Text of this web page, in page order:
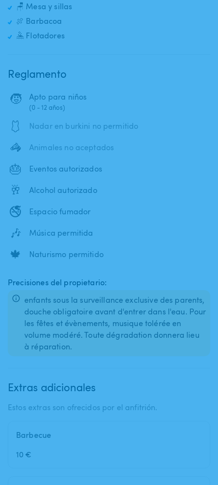
🪑 Mesa y sillas
🍖 Barbacoa
🤽 Flotadores
Reglamento
🧒 Apto para niños
(0 - 12 años)
🩱 Nadar en burkini no permitido
🦓 Animales no aceptados
🎂 Eventos autorizados
🥂 Alcohol autorizado
🚭 Espacio fumador
🎶 Música permitida
🍁 Naturismo permitido
Precisiones del propietario:
enfants sous la surveillance exclusive des parents,
douche obligatoire avant d'entrer dans l'eau. Pour
les fêtes et évènements, musique tolérée en
volume modéré. Toute dégradation donnera lieu
à réparation.
Extras adicionales
Estos extras son ofrecidos por el anfitrión.
Barbecue
10 €